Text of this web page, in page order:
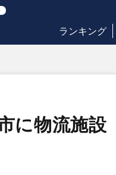
ランキング
に物流施設